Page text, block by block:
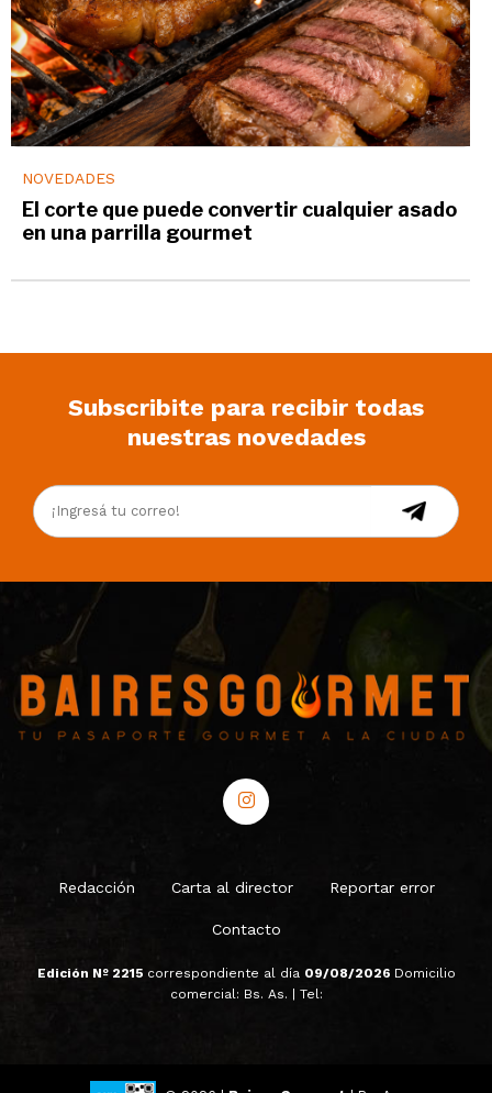
NOVEDADES
El corte que puede convertir cualquier asado
en una parrilla gourmet
Subscribite para recibir todas
nuestras novedades
Redacción Carta al director Reportar error
Contacto
Edición Nº 2215 correspondiente al día 09/08/2026 Domicilio
comercial: Bs. As. | Tel: